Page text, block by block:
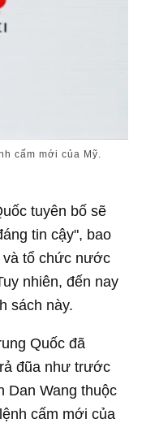
cấm mới của Mỹ.
tuyên bố sẽ
tin cậy", bao
và tổ chức nước
nhiên, đến nay
sách này.
Quốc đã
đũa như trước
Dan Wang thuộc
cấm mới của